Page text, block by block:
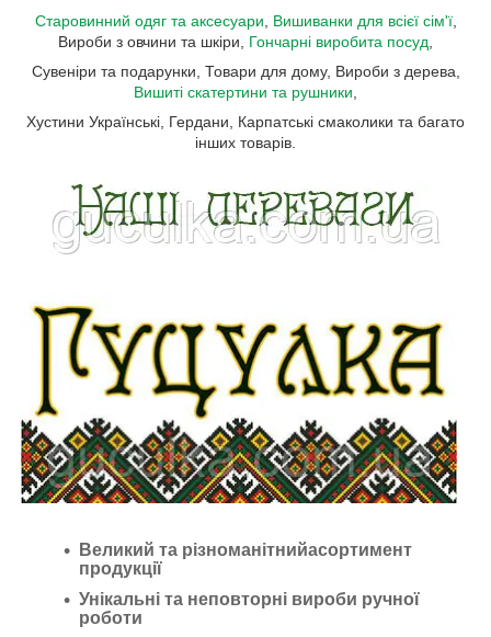
Старовинний одяг та аксесуари Вишиванки для всієї сім'ї,
Вироби з овчини та шкіри,
Гончарні виробита посуд
Сувеніри та подарунки, Товари для дому, Вироби з дерева,
Вишиті скатертини та рушники
Хустини Українські, Гердани, Карпатські смаколики та багато
інших товарів.
Великий та різноманітнийасортимент
продукції
Унікальні та неповторні вироби ручної
роботи